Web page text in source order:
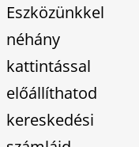
Eszközünkkel
néhány
kattintással
előállíthatod
kereskedési